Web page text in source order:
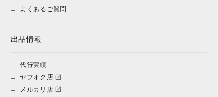
よくあるご質問
出品情報
代行実績
ヤフオク店
メルカリ店